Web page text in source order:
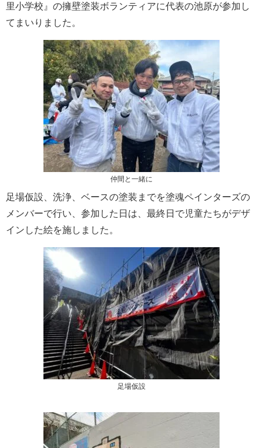
里小学校』の擁壁塗装ボランティアに代表の池原が参加し
てまいりました。
仲間と一緒に
足場仮設、洗浄、ベースの塗装までを塗魂ペインターズの
メンバーで行い、参加した日は、最終日で児童たちがデザ
インした絵を施しました。
足場仮設